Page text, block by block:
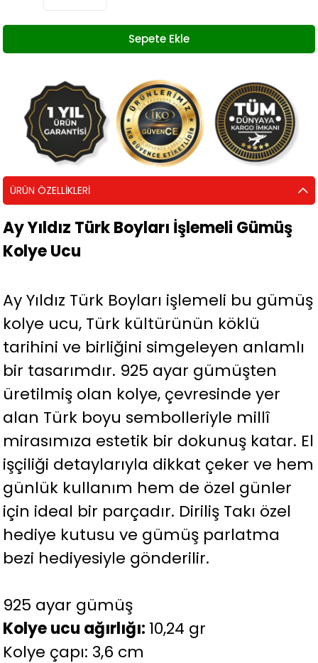
ÜRÜN ÖZELLIKLERI
Ay Yıldız Türk Boyları İşlemeli Gümüş
Kolye Ucu
Ay Yıldız Türk Boyları işlemeli bu gümüş
kolye ucu, Türk kültürünün köklü
tarihini ve birliğini simgeleyen anlamlı
bir tasarımdır. 925 ayar gümüşten
üretilmiş olan kolye, çevresinde yer
alan Türk boyu sembolleriyle millî
mirasımıza estetik bir dokunuş katar. El
işçiliği detaylarıyla dikkat çeker ve hem
günlük kullanım hem de özel günler
için ideal bir parçadır. Diriliş Takı özel
hediye kutusu ve gümüş parlatma
bezi hediyesiyle gönderilir.
925 ayar gümüş
Kolye ucu ağırlığı: 10,24 gr
Kolye çapı: 3,6 cm